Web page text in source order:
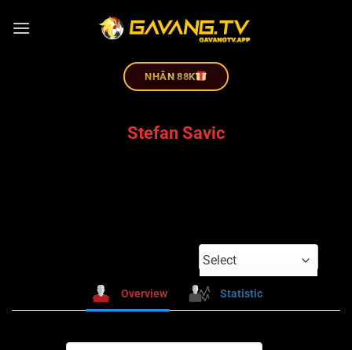
NHÂN 88K
Stefan Savic
Select
Overview Statistic